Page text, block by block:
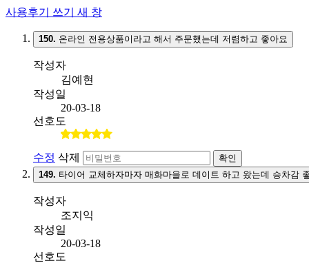
사용후기 쓰기 새 창
150. 온라인 전용상품이라고 해서 주문했는데 저렴하고 좋아요
작성자
김예현
작성일
20-03-18
선호도
수정 삭제
확인
149. 타이어 교체하자마자 매화마을로 데이트 하고 왔는데 승차감
작성자
조지익
작성일
20-03-18
선호도